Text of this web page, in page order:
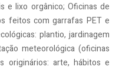
e lixo orgânico; Oficinas de
feitos com garrafas PET e
plantio, jardinagem
meteorológica (oficinas
originários: arte, hábitos e